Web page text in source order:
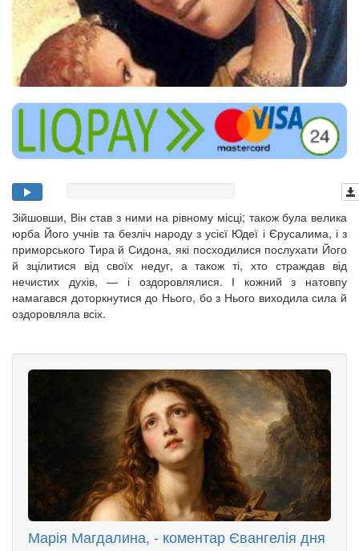
Зійшовши, Він став з ними на рівному місці; також була велика
юрба Його учнів та безліч народу з усієї Юдеї і Єрусалима, і з
приморського Тира й Сидона, які посходилися послухати Його
й зцілитися від своїх недуг, а також ті, хто страждав від
нечистих духів, — і оздоровлялися. І кожний з натовпу
намагався доторкнутися до Нього, бо з Нього виходила сила й
оздоровляла всіх.
Марія Магдалина, - коментар Євангелія дня